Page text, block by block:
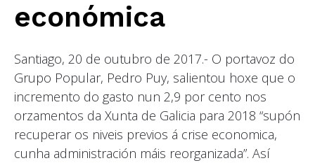
económica
Santiago, 20 de outubro de 2017.- O portavoz do
Grupo Popular, Pedro Puy, salientou hoxe que o
incremento do gasto nun 2,9 por cento nos
orzamentos da Xunta de Galicia para 2018 “supón
recuperar os niveis previos á crise economica,
cunha administración máis reorganizada”. Así